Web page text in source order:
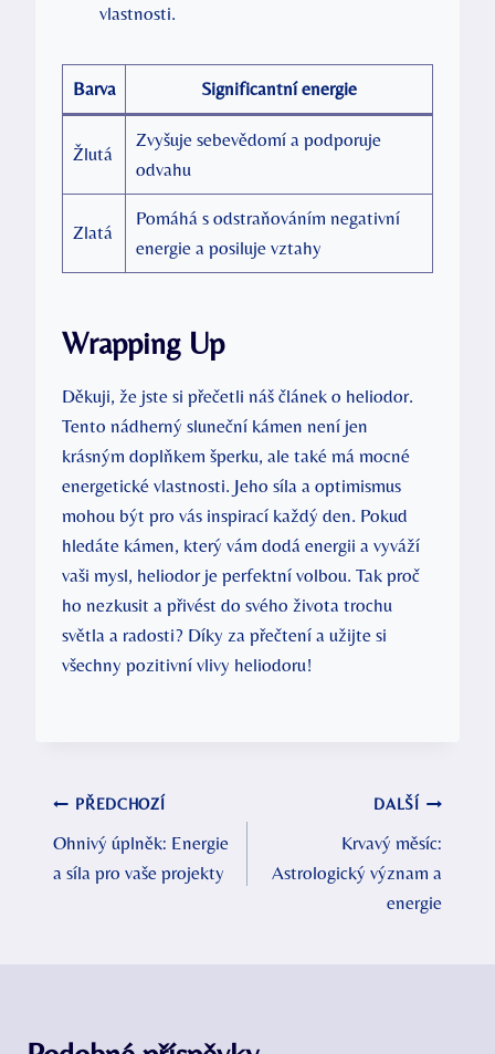
vlastnosti.
Barva Significantní energie
Žlutá
Zvyšuje sebevědomí a podporuje
odvahu
Zlatá
Pomáhá s odstraňováním negativní
energie a posiluje vztahy
Wrapping Up
Děkuji, že jste si přečetli náš článek o heliodor.
Tento nádherný sluneční kámen není jen
krásným doplňkem šperku, ale také má mocné
energetické vlastnosti. Jeho síla a optimismus
mohou být pro vás inspirací každý den. Pokud
hledáte kámen, který vám dodá energii a vyváží
vaši mysl, heliodor je perfektní volbou. Tak proč
ho nezkusit a přivést do svého života trochu
světla a radosti? Díky za přečtení a užijte si
všechny pozitivní vlivy heliodoru!
Navigace
pro
PŘEDCHOZÍ
Ohnivý úplněk: Energie
a síla pro vaše projekty
DALŠÍ
Krvavý měsíc:
Astrologický význam a
energie